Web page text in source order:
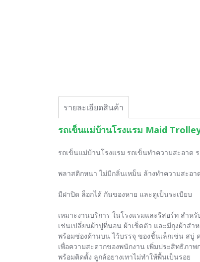
รายละเอียดสินค้า
รถเข็นแม่บ้านโรงแรม Maid
รถเข็นแม่บ้านโรงแรม รถเข็นทำความสะอาด
พลาสติกหนา ไม่มีกลิ่นเหม็น ล้างทำความสะอ
มีฝาปิด ล็อกได้ กันของหาย และดูเป็นระเบียบ
เหมาะงานบริการ ในโรงแรมและรีสอร์ท สำห
เช่นเปลี่ยนผ้าปูที่นอน ผ้าเช็ดตัว และมีถุงผ้าส
พร้อมช่องด้านบน ไว้บรรจุ ของชิ้นเล็กเช่น สบู่
เพื่อความสะดวกของพนักงาน เพิ่มประสิทธิภาพ
พร้อมติดตั้ง ลูกล้อยางเทาไม่ทำให้พื้นเป็นรอย